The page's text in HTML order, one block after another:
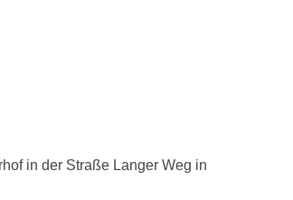
in der Straße Langer Weg in